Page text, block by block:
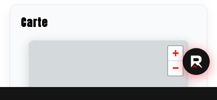
Carte
+
−